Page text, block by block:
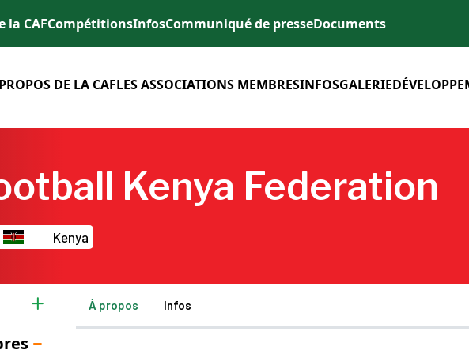
la CAFCompétitionsInfosCommuniqué de presseDocuments
DE LA CAFLES ASSOCIATIONS MEMBRESINFOSGALERIE
Kenya Federation
Kenya
À propos Infos